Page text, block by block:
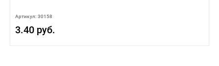
Артикул: 30158
3.40 руб.